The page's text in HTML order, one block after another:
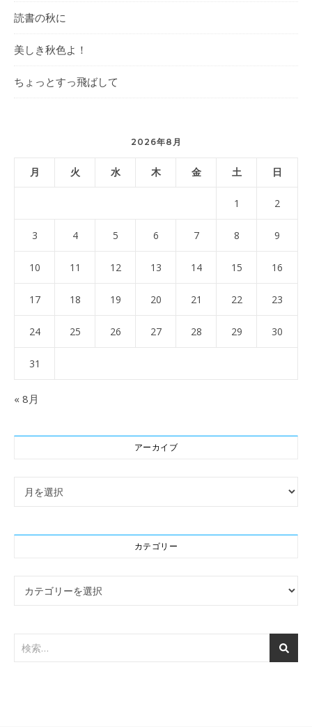
読書の秋に
美しき秋色よ！
ちょっとすっ飛ばして
2026年8月
月 火 水 木 金 土 日
1 2
3 4 5 6 7 8 9
10 11 12 13 14 15 16
17 18 19 20 21 22 23
24 25 26 27 28 29 30
31
« 8月
アーカイブ
アーカイブ
カテゴリー
カテゴリー